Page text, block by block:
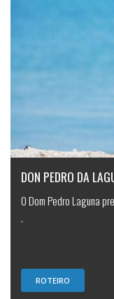
DON PEDRO DA
O Dom Pedro Laguna
.
ROTEIRO